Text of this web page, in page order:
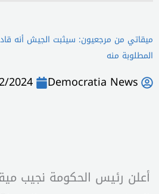
ميقاتي من مرجعيون: سيثبت الجيش أنه
المطلوبة منه
Democratia News
2024
أعلن رئيس الحكومة نجيب